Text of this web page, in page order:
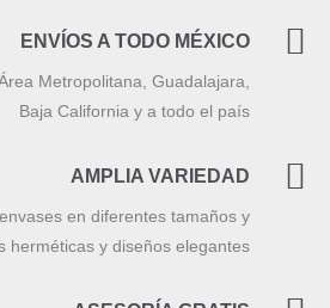
ENVÍOS A TODO MÉXICO
Metropolitana, Guadalajara,
Baja California y a todo el país
AMPLIA VARIEDAD
en diferentes tamaños y
herméticas y diseños elegantes